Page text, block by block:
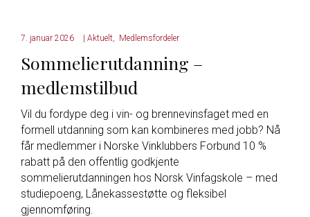
7. januar 2026 Aktuelt, Medlemsfordeler
Sommelierutdanning –
medlemstilbud
Vil du fordype deg i vin- og brennevinsfaget med en
formell utdanning som kan kombineres med jobb? Nå
får medlemmer i Norske Vinklubbers Forbund 10 %
rabatt på den offentlig godkjente
sommelierutdanningen hos Norsk Vinfagskole – med
studiepoeng, Lånekassestøtte og fleksibel
gjennomføring.